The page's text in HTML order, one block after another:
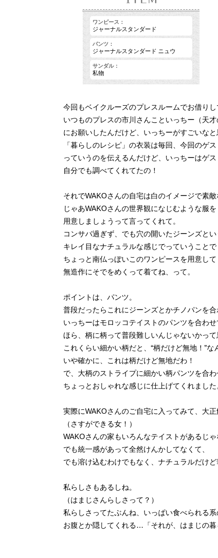
ワンピース：
ジャーナルスタンダード
パンツ：
ジャーナルスタンダード ニュウ
サンダル：
私物
今回もベイクルーズのプレスルームでお借り
いつものプレスの市川さんこといっちー（天
にお願いしたんだけど、いっちーがすごいな
「暮らしのレシピ」の衣装は毎回、今回のゲ
っていうのを伝えるんだけど、いっちーはゲ
自分でも調べてくれてたの！
それでWAKOさんの自宅は白のイメージで素
じゃあWAKOさんの世界観になじむような服を
用意しましょうって言ってくれて。
コンサバ過ぎず、でも穴の開いたジーンズと
キレイ目なナチュラルな感じでっていうことで
ちょっと南仏っぽいこのワンピースを用意し
無造作にそでをめくって着てね、って。
ポイントは、パンツ。
普段だったらこれにジーンズとかチノパンを
いっちーはモロッコテイストのパンツを合わ
ほら、柄に柄って普段難しいんじゃないかっ
これくらい細かい柄だと、“柄だけど無地！”な
いや確かに、これは柄だけど無地だわ！
で、大柄のストライプに細かい柄パンツを合
ちょっとおしゃれな感じに仕上げてくれました
実際にWAKOさんのご自宅に入ってみて、大
（さすができる女！）
WAKOさんの家もいろんなテイストがあるじ
でも統一感があって全然けんかしてなくて、
でも溶け込むわけでもなく、ナチュラルだけ
私らしさもあるしね。
（はまじさんらしさって？）
私らしさってたぶんね、いっぱい食べられる
お腹とか隠してくれる…「それが、はまじの